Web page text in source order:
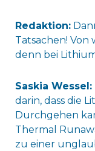
Redaktion:
Tatsachen!
denn bei
Saskia Wessel:
darin, dass die
Durchgehen
Thermal
zu einer